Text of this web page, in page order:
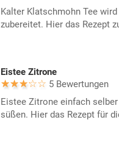
Kalter Klatschmohn Tee
zubereitet. Hier das Rezept
Eistee Zitrone
5 Bewertungen
Eistee Zitrone einfach
süßen. Hier das Rezept für